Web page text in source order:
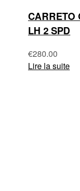
CARRETO
LH 2 SPD
€280.00
Lire la suite